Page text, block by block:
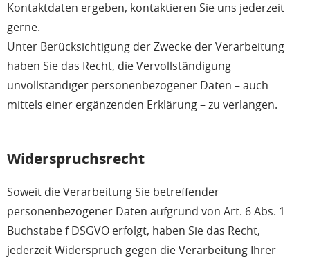
Kontaktdaten ergeben, kontaktieren Sie uns jederzeit
gerne.
Unter Berücksichtigung der Zwecke der Verarbeitung
haben Sie das Recht, die Vervollständigung
unvollständiger personenbezogener Daten – auch
mittels einer ergänzenden Erklärung – zu verlangen.
Widerspruchsrecht
Soweit die Verarbeitung Sie betreffender
personenbezogener Daten aufgrund von Art. 6 Abs. 1
Buchstabe f DSGVO erfolgt, haben Sie das Recht,
jederzeit Widerspruch gegen die Verarbeitung Ihrer